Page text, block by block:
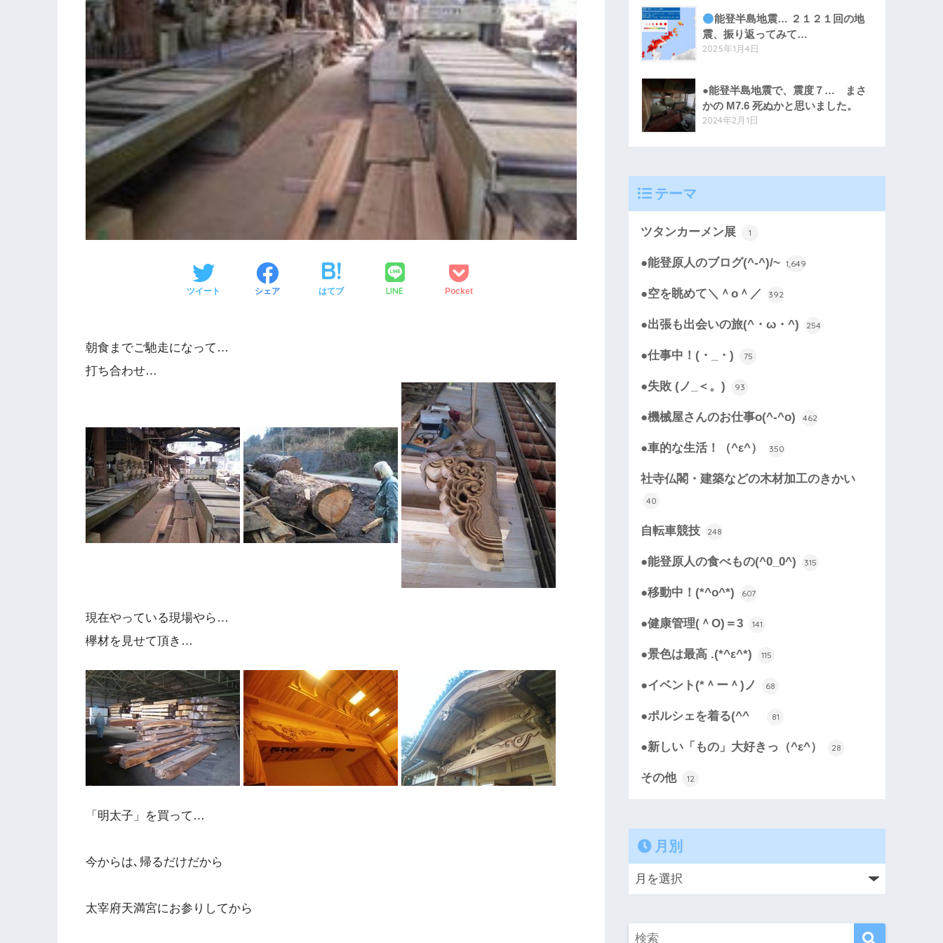
ツイート シェア はてブ LINE Pocket
朝食までご馳走になって…
打ち合わせ…
現在やっている現場やら…
欅材を見せて頂き…
「明太子」を買って…
今からは､帰るだけだから
太宰府天満宮にお参りしてから
能登半島地震… ２１２１回の地
震、振り返ってみて…
2025年1月4日
●能登半島地震で、震度７… まさ
かの M7.6 死ぬかと思いました。
2024年2月1日
テーマ
ツタンカーメン展 1
●能登原人のブログ(^-^)/~ 1,649
●空を眺めて＼＾o＾／ 392
●出張も出会いの旅(^・ω・^) 254
●仕事中！(・_・) 75
●失敗 (ノ_＜。) 93
●機械屋さんのお仕事o(^-^o) 462
●車的な生活！（^ε^） 350
社寺仏閣・建築などの木材加工のきかい
40
自転車競技 248
●能登原人の食べもの(^0_0^) 315
●移動中！(*^o^*) 607
●健康管理(＾O)＝3 141
●景色は最高 .(*^ε^*) 115
●イベント(*＾ー＾)ノ 68
●ポルシェを着る(^^ゞ 81
●新しい「もの」大好きっ（^ε^） 28
その他 12
月別